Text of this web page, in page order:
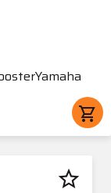
shopping_cart
star_border